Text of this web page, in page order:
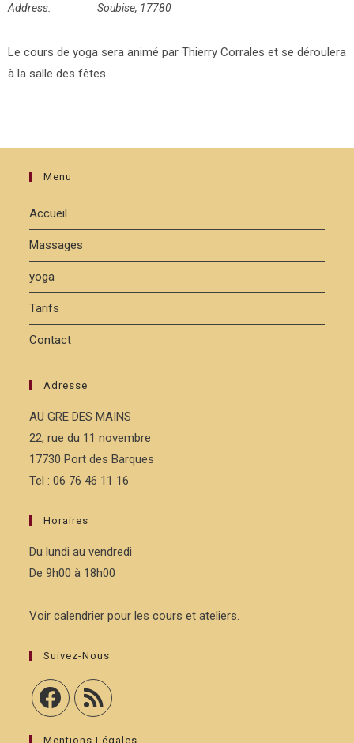
Address:
Soubise, 17780
Le cours de yoga sera animé par Thierry Corrales et se déroulera
à la salle des fêtes.
Menu
Accueil
Massages
yoga
Tarifs
Contact
Adresse
AU GRE DES MAINS
22, rue du 11 novembre
17730 Port des Barques
Tel : 06 76 46 11 16
Horaires
Du lundi au vendredi
De 9h00 à 18h00
Voir calendrier pour les cours et ateliers.
Suivez-Nous
Mentions Légales